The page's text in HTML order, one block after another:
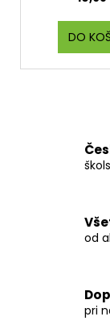
DO
od
pri